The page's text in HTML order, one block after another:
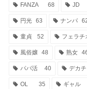
FANZA 68 JD
円光 63 ナンパ
童貞 52 フェラチ
風俗嬢 48 熟女
パパ活 40 デカ
OL 35 ギャル